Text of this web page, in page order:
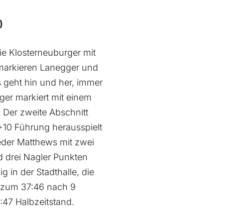
Klosterneuburger mit
Lanegger und
geht hin und her, immer
markiert mit einem
zweite Abschnitt
Führung herausspielt
Matthews mit zwei
drei Nagler Punkten
in der Stadthalle, die
37:46 nach 9
Halbzeitstand.